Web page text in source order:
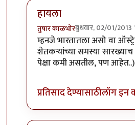
हायला
तुषार काळभोरबुधवार, 02/01/2013
In reply toआदुबाळ लेख अगदी
म्हनजे भारतातला असो वा
शेतकर्‍यांच्या समस्या
पेक्षा कमी असतील, पण आहेत..)
प्रतिसाद देण्यासाठीलॉग इन